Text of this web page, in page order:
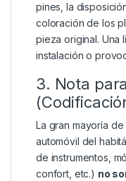
pines, la
coloración de los
pieza original. Una
instalación o
3. Nota
La gran mayoría
automóvil del
de instrumentos,
confort, etc.) no